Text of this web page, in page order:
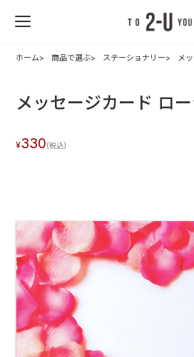
ホーム 商品で選ぶ ステーショナリー メ
メッセージカード ロ
330